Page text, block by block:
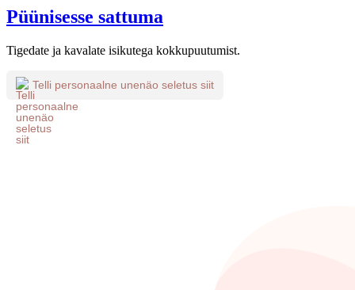
Püünisesse sattuma
Tigedate ja kavalate isikutega kokkupuutumist.
Telli personaalne unenäo seletus siit